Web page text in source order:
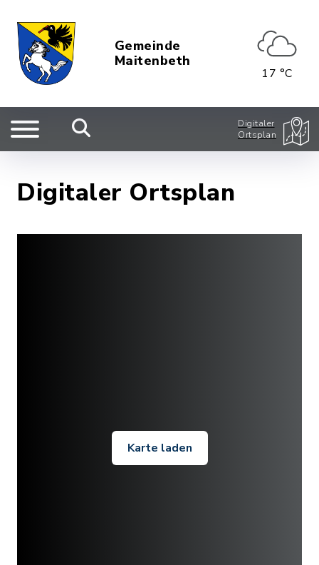
Gemeinde
Maitenbeth
17 °C
Digitaler
Ortsplan
Digitaler Ortsplan
Karte laden